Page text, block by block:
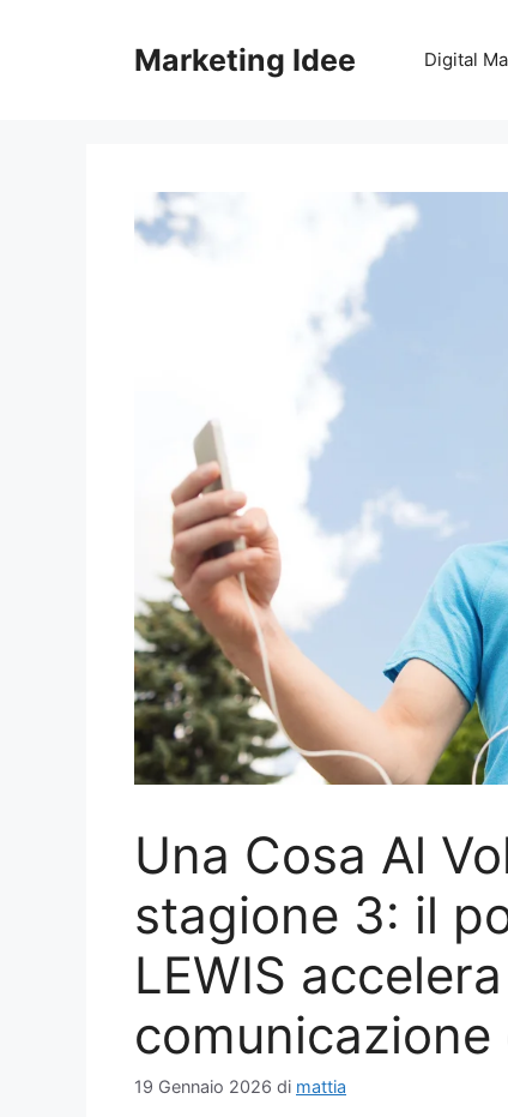
Marketing Idee Digital
Una Cosa Al
stagione 3: il
LEWIS
19 Gennaio 2026 di mattia